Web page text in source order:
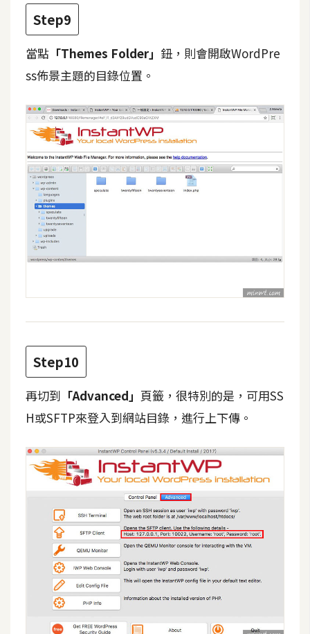
示
免
費
型
M
A
開
箱
開
發
熱
門
章
Step9
當點 「Themes Folder」 鈕，則會開啟WordPre
ss佈景主題的目錄位置。
Step10
再切到 「Advanced」 頁籤，很特別的是，可用SS
H或SFTP來登入到網站目錄，進行上下傳。